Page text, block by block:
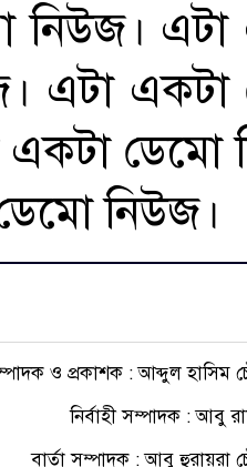
নিউজ।
এটা
একটা ডেমো
নিউজ।
ও প্রকাশক : আব্দুল হাসিম
নির্বাহী সম্পাদক : আবু
বার্তা সম্পাদক : আবু হুরায়রা